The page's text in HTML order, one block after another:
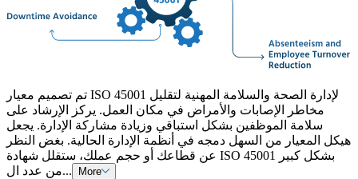
تم تصميم معيار ISO 45001 لإدارة الصحة والسلامة المهنية لتقليل
مخاطر الإصابات والأمراض في مكان العمل. يركز الإرشاد على
سلامة الموظفين بشكل استباقي وزيادة مشاركة الإدارة. يجعل
هيكل المعيار من السهل دمجه في أنظمة الإدارة الحالية. بغض النظر
عن قطاعك أو حجم عملك، ستقلل شهادة ISO 45001 بشكل كبير
من عدد ال...
More